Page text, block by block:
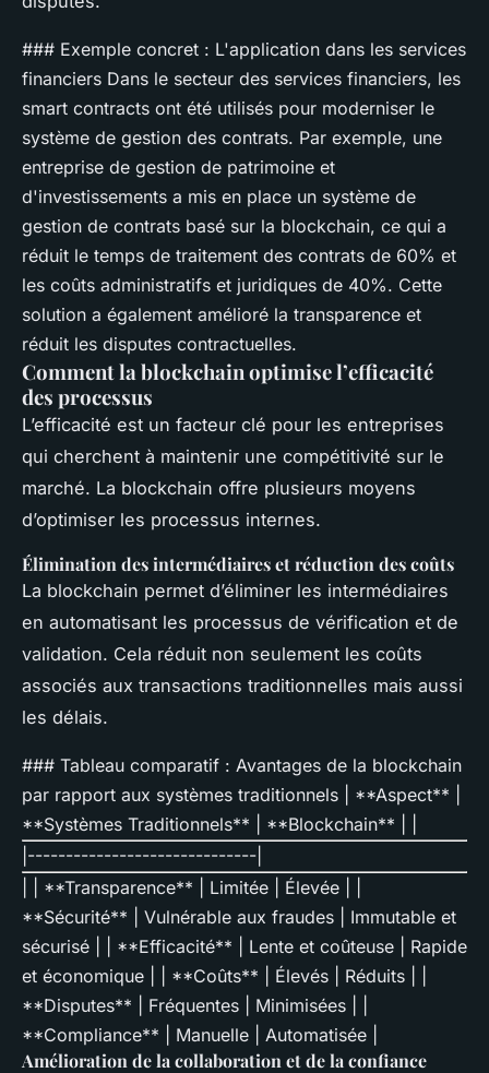
### Exemple concret : L'application dans les services
financiers Dans le secteur des services financiers, les
smart contracts ont été utilisés pour moderniser le
système de gestion des contrats. Par exemple, une
entreprise de gestion de patrimoine et
d'investissements a mis en place un système de
gestion de contrats basé sur la blockchain, ce qui a
réduit le temps de traitement des contrats de 60% et
les coûts administratifs et juridiques de 40%. Cette
solution a également amélioré la transparence et
réduit les disputes contractuelles.
Comment la blockchain optimise l’efficacité
des processus
L’efficacité est un facteur clé pour les entreprises
qui cherchent à maintenir une compétitivité sur le
marché. La blockchain offre plusieurs moyens
d’optimiser les processus internes.
Élimination des intermédiaires et réduction des coûts
La blockchain permet d’éliminer les intermédiaires
en automatisant les processus de vérification et de
validation. Cela réduit non seulement les coûts
associés aux transactions traditionnelles mais aussi
les délais.
### Tableau comparatif : Avantages de la blockchain
par rapport aux systèmes traditionnels | **Aspect** |
**Systèmes Traditionnels** | **Blockchain** | |
|------------------------------|
| | **Transparence** | Limitée | Élevée | |
**Sécurité** | Vulnérable aux fraudes | Immutable et
sécurisé | | **Efficacité** | Lente et coûteuse | Rapide
et économique | | **Coûts** | Élevés | Réduits | |
**Disputes** | Fréquentes | Minimisées | |
**Compliance** | Manuelle | Automatisée |
Amélioration de la collaboration et de la confiance